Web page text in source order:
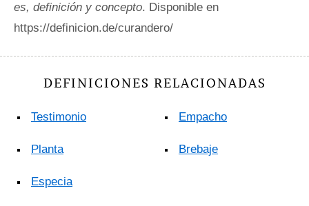
es, definición y concepto. Disponible en
https://definicion.de/curandero/
DEFINICIONES RELACIONADAS
Testimonio
Planta
Especia
Empacho
Brebaje